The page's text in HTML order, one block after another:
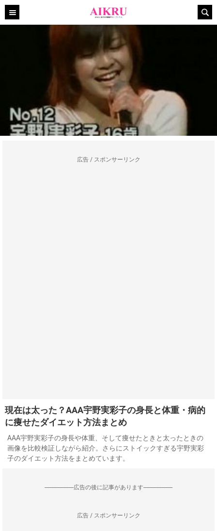
広告 / スポンサーリンク
現在は太った？AAA宇野実彩子の身長と体重・病的
に痩せたダイエット方法まとめ
AAA宇野実彩子の身長や体重、そして痩せたときと太ったときの
画像を比較検証しながら紹介。さらにストイックすぎる宇野実彩
子のダイエット方法をまとめています。
--------------------広告の後に記事があります--------------------
広告 / スポンサーリンク